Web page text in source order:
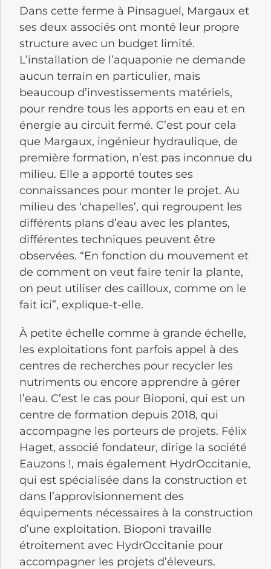
Dans cette ferme à Pinsaguel, Margaux et
ses deux associés ont monté leur propre
structure avec un budget limité.
L’installation de l’aquaponie ne demande
aucun terrain en particulier, mais
beaucoup d’investissements matériels,
pour rendre tous les apports en eau et en
énergie au circuit fermé. C’est pour cela
que Margaux, ingénieur hydraulique, de
première formation, n’est pas inconnue du
milieu. Elle a apporté toutes ses
connaissances pour monter le projet. Au
milieu des ‘chapelles’, qui regroupent les
différents plans d’eau avec les plantes,
différentes techniques peuvent être
observées. “En fonction du mouvement et
de comment on veut faire tenir la plante,
on peut utiliser des cailloux, comme on le
fait ici”, explique-t-elle.
À petite échelle comme à grande échelle,
les exploitations font parfois appel à des
centres de recherches pour recycler les
nutriments ou encore apprendre à gérer
l’eau. C’est le cas pour Bioponi, qui est un
centre de formation depuis 2018, qui
accompagne les porteurs de projets. Félix
Haget, associé fondateur, dirige la société
Eauzons !, mais également HydrOccitanie,
qui est spécialisée dans la construction et
dans l’approvisionnement des
équipements nécessaires à la construction
d’une exploitation. Bioponi travaille
étroitement avec HydrOccitanie pour
accompagner les projets d’éleveurs.